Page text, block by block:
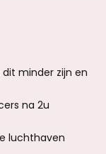
minder zijn en
na 2u
luchthaven